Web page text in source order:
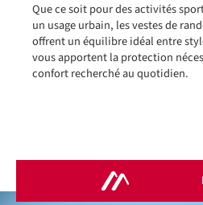
Que ce soit pour des activités
un usage urbain, les vestes de
offrent un équilibre idéal entre
vous apportent la protection
confort recherché au quotidien.